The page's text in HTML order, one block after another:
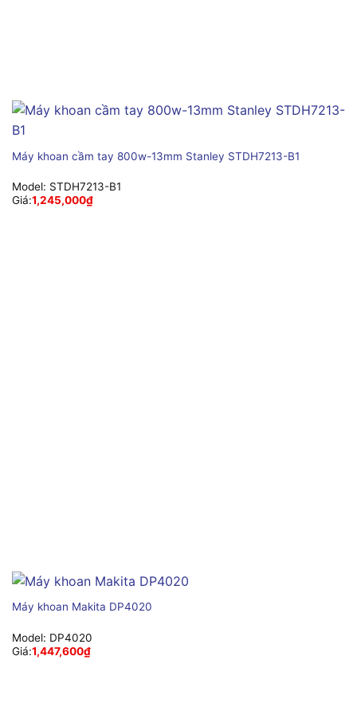
Máy khoan cầm tay 800w-13mm Stanley STDH7213-B1
Model: STDH7213-B1
Giá:1,245,000₫
Máy khoan Makita DP4020
Model: DP4020
Giá:1,447,600₫